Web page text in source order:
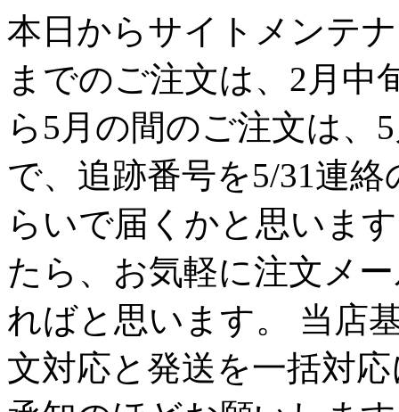
本日からサイトメンテ
までのご注文は、2月中
ら5月の間のご注文は、
で、追跡番号を5/31連
らいで届くかと思いま
たら、お気軽に注文メ
ればと思います。 当店
文対応と発送を一括対